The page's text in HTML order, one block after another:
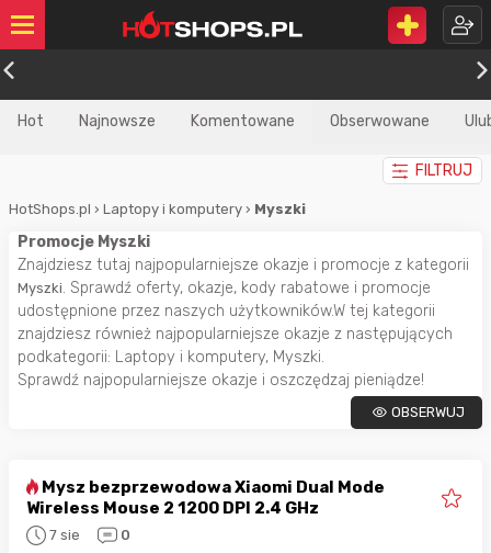
Hot Najnowsze Komentowane Obserwowane
FILTRUJ
HotShops.pl › Laptopy i komputery › Myszki
Promocje Myszki
Znajdziesz tutaj najpopularniejsze okazje i promocje z kategorii
Myszki. Sprawdź oferty, okazje, kody rabatowe i promocje
udostępnione przez naszych użytkowników.W tej kategorii
znajdziesz również najpopularniejsze okazje z następujących
podkategorii: Laptopy i komputery, Myszki.
Sprawdź najpopularniejsze okazje i oszczędzaj pieniądze!
OBSERWUJ
Mysz bezprzewodowa Xiaomi Dual Mode
Wireless Mouse 2 1200 DPI 2.4 GHz
7 sie 0